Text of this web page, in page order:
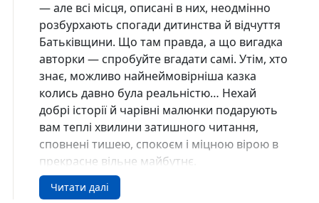
— але всі місця, описані в них, неодмінно
розбурхають спогади дитинства й відчуття
Батьківщини. Що там правда, а що вигадка
авторки — спробуйте вгадати самі. Утім, хто
знає, можливо найнеймовірніша казка
колись давно була реальністю… Нехай
добрі історії й чарівні малюнки подарують
вам теплі хвилини затишного читання,
сповнені тишею, спокоєм і міцною вірою в
прекрасне вільне майбутнє.
Зворушливі фантастичні історії, що
Читати далі